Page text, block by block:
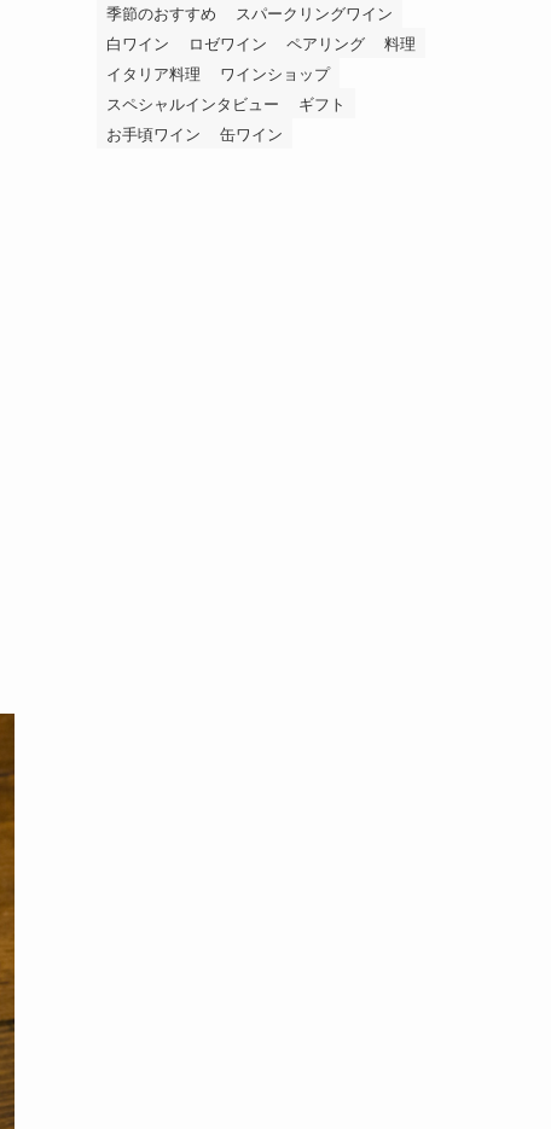
季節のおすすめ
スパークリングワイン
白ワイン
ロゼワイン ペアリング
料理
イタリア料理
ワインショップ
スペシャルインタビュー
ギフト
お手頃ワイン
缶ワイン